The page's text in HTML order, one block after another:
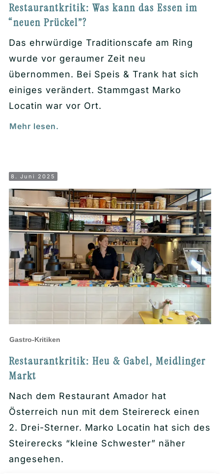
Restaurantkritik: Was kann das Essen im
“neuen Prückel”?
Das ehrwürdige Traditionscafe am Ring
wurde vor geraumer Zeit neu
übernommen. Bei Speis & Trank hat sich
einiges verändert. Stammgast Marko
Locatin war vor Ort.
Mehr lesen.
8. Juni 2025
Gastro-Kritiken
Restaurantkritik: Heu & Gabel, Meidlinger
Markt
Nach dem Restaurant Amador hat
Österreich nun mit dem Steirereck einen
2. Drei-Sterner. Marko Locatin hat sich des
Steirerecks “kleine Schwester” näher
angesehen.